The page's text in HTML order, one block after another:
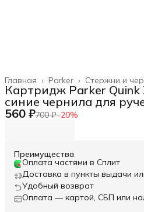
Стержни и
Parker ›
Главная ›
Картридж Parker Quink
синие чернила для
560 ₽700 ₽−20%
Преимущества
Оплата частями в Сплит
Доставка в пункты выдачи
Удобный возврат
Оплата — картой, СБП или